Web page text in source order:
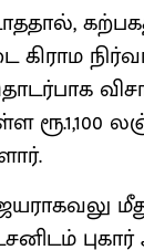
ரூ.1,100
புகார்